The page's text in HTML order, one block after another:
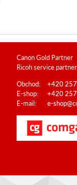
Canon Gold Partner
Ricoh service partner
Obchod:
+420
E-shop:
+420
E-mail:
e-